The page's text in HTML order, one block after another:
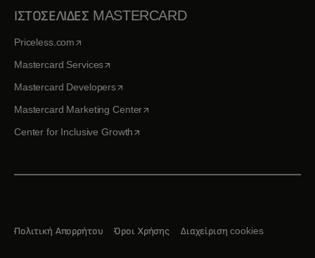
ΙΣΤΟΣΕΛΙΔΕΣ MASTERCARD
Priceless.comopens in a new tab
Mastercard Servicesopens in a new tab
Mastercard Developersopens in a new tab
Mastercard Marketing Centeropens in a new tab
Center for Inclusive Growthopens in a new tab
Πολιτική Απορρήτου Όροι Χρήσης Διαχείριση cookies